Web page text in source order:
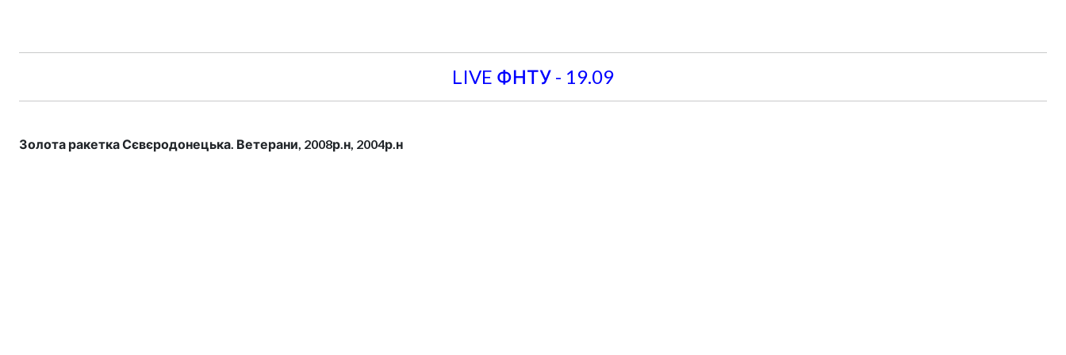
LIVE ФНТУ - 19.09
Золота ракетка Сєвєродонецька. Ветерани, 2008р.н, 2004р.н